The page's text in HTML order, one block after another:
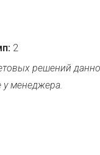
2
решений
у менеджера.